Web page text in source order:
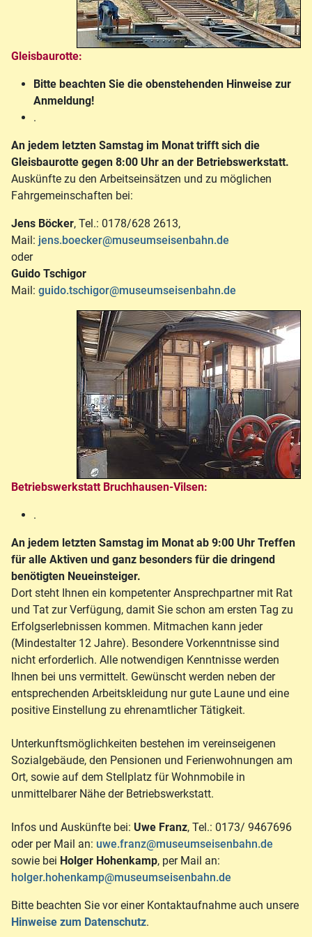
Gleisbaurotte:
Bitte beachten Sie die obenstehenden Hinweise zur
Anmeldung!
.
An jedem letzten Samstag im Monat trifft sich die
Gleisbaurotte gegen 8:00 Uhr an der Betriebswerkstatt.
Auskünfte zu den Arbeitseinsätzen und zu möglichen
Fahrgemeinschaften bei:
Jens Böcker, Tel.: 0178/628 2613,
Mail: jens.boecker@museumseisenbahn.de
oder
Guido Tschigor
Mail: guido.tschigor@museumseisenbahn.de
Betriebswerkstatt Bruchhausen-Vilsen:
.
An jedem letzten Samstag im Monat ab 9:00 Uhr Treffen
für alle Aktiven und ganz besonders für die dringend
benötigten Neueinsteiger.
Dort steht Ihnen ein kompetenter Ansprechpartner mit Rat
und Tat zur Verfügung, damit Sie schon am ersten Tag zu
Erfolgserlebnissen kommen. Mitmachen kann jeder
(Mindestalter 12 Jahre). Besondere Vorkenntnisse sind
nicht erforderlich. Alle notwendigen Kenntnisse werden
Ihnen bei uns vermittelt. Gewünscht werden neben der
entsprechenden Arbeitskleidung nur gute Laune und eine
positive Einstellung zu ehrenamtlicher Tätigkeit.
Unterkunftsmöglichkeiten bestehen im vereinseigenen
Sozialgebäude, den Pensionen und Ferienwohnungen am
Ort, sowie auf dem Stellplatz für Wohnmobile in
unmittelbarer Nähe der Betriebswerkstatt.
Infos und Auskünfte bei: Uwe Franz, Tel.: 0173/ 9467696
oder per Mail an: uwe.franz@museumseisenbahn.de
sowie bei Holger Hohenkamp, per Mail an:
holger.hohenkamp@museumseisenbahn.de
Bitte beachten Sie vor einer Kontaktaufnahme auch unsere
Hinweise zum Datenschutz.